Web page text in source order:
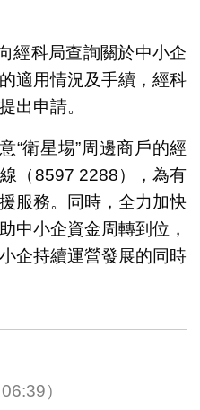
經科局查詢關於中小企
適用情況及手續，經科
出申請。
“衛星場”周邊商戶的經
（8597 2288），為有
服務。同時，全力加快
中小企資金周轉到位，
企持續運營發展的同時
）